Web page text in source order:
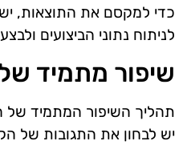
כדי למקסם את התוצאות,
לניתוח נתוני הביצועים
שיפור מתמיד
תהליך השיפור המתמיד של
יש לבחון את התגובות של